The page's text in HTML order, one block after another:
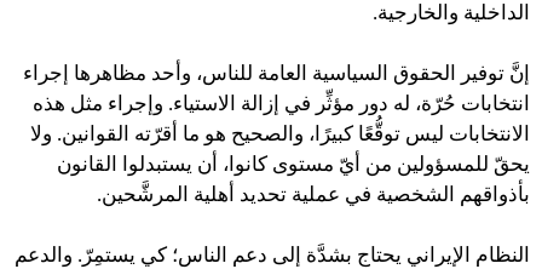
الداخلية والخارجية.
إنَّ توفير الحقوق السياسية العامة للناس، وأحد مظاهرها إجراء
انتخابات حُرّة، له دور مؤثِّر في إزالة الاستياء. وإجراء مثل هذه
الانتخابات ليس توقُّعًا كبيرًا، والصحيح هو ما أقرّته القوانين. ولا
يحقّ للمسؤولين من أيّ مستوى كانوا، أن يستبدلوا القانون
بأذواقهم الشخصية في عملية تحديد أهلية المرشَّحين.
النظام الإيراني يحتاج بشدَّة إلى دعم الناس؛ كي يستمِرّ. والدعم